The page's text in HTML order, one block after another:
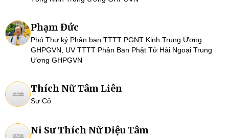
Phạm Đức
Phó Thư ký Phân ban TTTT PGNT Kinh Trung Ương
GHPGVN, UV TTTT Phân Ban Phật Tử Hải Ngoại Trung
Ương GHPGVN
Thích Nữ Tâm Liên
Sư Cô
Ni Sư Thích Nữ Diệu Tâm